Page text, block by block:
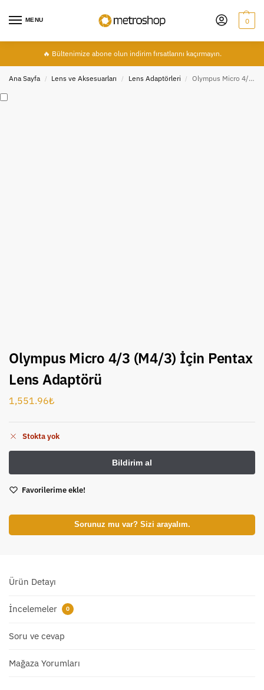
MENU 0
🔥 Bültenimize abone olun indirim fırsatlarını kaçırmayın.
Ana Sayfa / Lens ve Aksesuarları / Lens Adaptörleri / Olympus Micro 4/3 (M4/3) İçin Pentax Lens Adaptörü
Olympus Micro 4/3 (M4/3) İçin Pentax
Lens Adaptörü
1,551.96₺
Stokta yok
Favorilerime ekle!
Sorunuz mu var? Sizi arayalım.
Ürün Detayı
İncelemeler 0
Soru ve cevap
Mağaza Yorumları